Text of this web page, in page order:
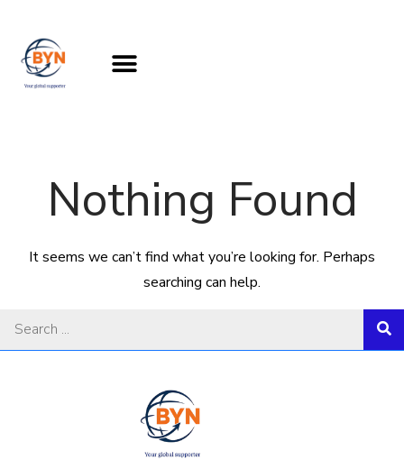
Nothing Found
It seems we can’t find what you’re looking for. Perhaps
searching can help.